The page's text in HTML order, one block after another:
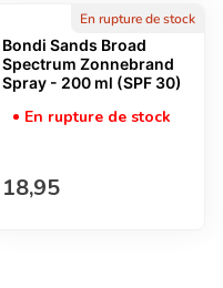
En rupture de stock
Bondi Sands Broad
Spectrum Zonnebrand
Spray - 200 ml (SPF 30)
En rupture de stock
Prix normal
18,95